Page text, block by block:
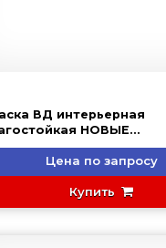
ВД интерьерная
НОВЫЕ
(ВД-АК-2180)
Цена по запросу
Купить